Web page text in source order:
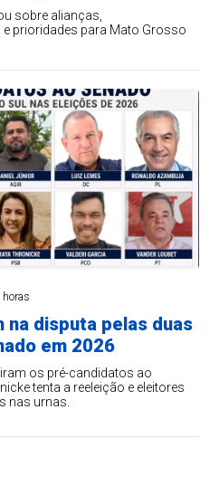
sobre alianças,
prioridades para Mato Grosso
horas
na disputa pelas duas
em 2026
os pré-candidatos ao
tenta a reeleição e eleitores
nas urnas.